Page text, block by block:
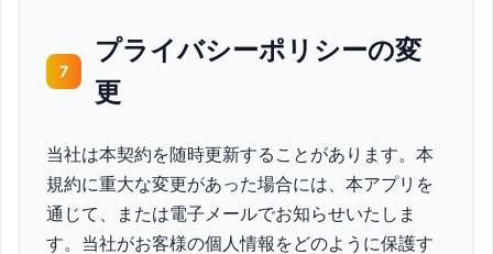
7
プライバシーポリシーの変
更
当社は本契約を随時更新することがあります。本
規約に重大な変更があった場合には、本アプリを
通じて、または電子メールでお知らせいたしま
す。当社がお客様の個人情報をどのように保護す